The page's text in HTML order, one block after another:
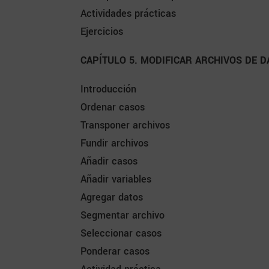
Actividades prácticas
Ejercicios
CAPÍTULO 5. MODIFICAR ARCHIVOS DE
Introducción
Ordenar casos
Transponer archivos
Fundir archivos
Añadir casos
Añadir variables
Agregar datos
Segmentar archivo
Seleccionar casos
Ponderar casos